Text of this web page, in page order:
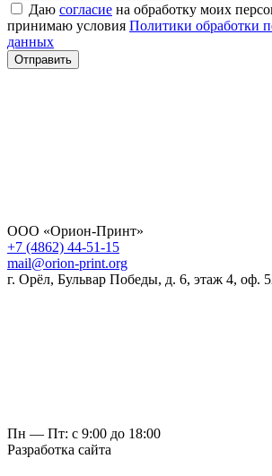
Даю согласие на обработку моих
принимаю условия Политики обработки
данных
Отправить
ООО «Орион-Принт»
+7 (4862) 44-51-15
mail@orion-print.org
г. Орёл, Бульвар Победы, д. 6, этаж 4, оф.
Пн — Пт: с 9:00 до 18:00
Разработка сайта